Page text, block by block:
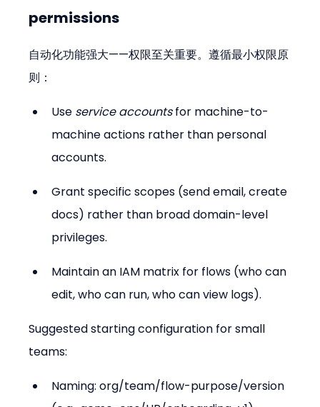
permissions
自动化功能强大——权限至关重要。遵循最小权限原
则：
Use service accounts for machine-to-
machine actions rather than personal
accounts.
Grant specific scopes (send email, create
docs) rather than broad domain-level
privileges.
Maintain an IAM matrix for flows (who can
edit, who can run, who can view logs).
Suggested starting configuration for small
teams:
Naming: org/team/flow-purpose/version